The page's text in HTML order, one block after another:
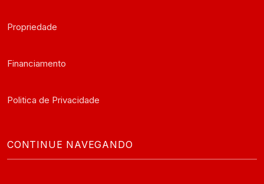
Propriedade
Financiamento
Politica de Privacidade
CONTINUE NAVEGANDO